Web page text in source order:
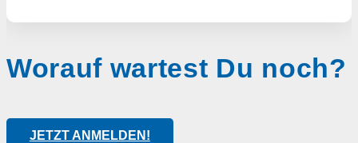
Worauf wartest Du noch?
JETZT ANMELDEN!